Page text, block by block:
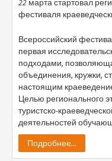
22 марта стартовал
фестиваля
Всероссийский
первая
подходами,
объединения, кружки,
настоящим
Целью регионального
туристско-
деятельностей
Подробнее...